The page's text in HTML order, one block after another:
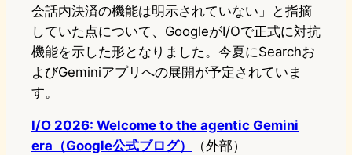
会話内決済の機能は明示されていない」と指摘
していた点について、GoogleがI/Oで正式に対抗
機能を示した形となりました。今夏にSearchお
よびGeminiアプリへの展開が予定されていま
す。
I/O 2026: Welcome to the agentic Gemini
era（Google公式ブログ）
（外部）